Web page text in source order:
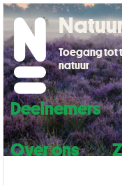
Deelnemers
Over ons
Toegang tot
natuur